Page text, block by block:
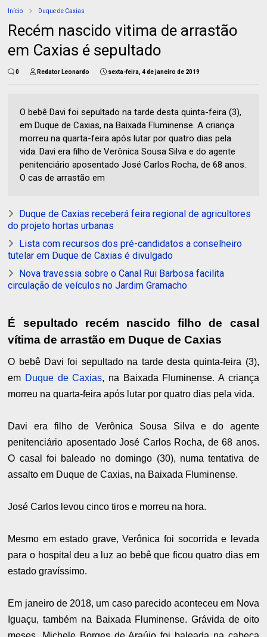
Início Duque de Caxias
Recém nascido vitima de arrastão
em Caxias é sepultado
0 Redator Leonardo sexta-feira, 4 de janeiro de 2019
O bebê Davi foi sepultado na tarde desta quinta-feira (3),
em Duque de Caxias, na Baixada Fluminense. A criança
morreu na quarta-feira após lutar por quatro dias pela
vida. Davi era filho de Verônica Sousa Silva e do agente
penitenciário aposentado José Carlos Rocha, de 68 anos.
O cas de arrastão em
Duque de Caxias receberá feira regional de agricultores
do projeto hortas urbanas
Lista com recursos dos pré-candidatos a conselheiro
tutelar em Duque de Caxias é divulgado
Nova travessia sobre o Canal Rui Barbosa facilita
circulação de veículos no Jardim Gramacho
É sepultado recém nascido filho de casal
vítima de arrastão em Duque de Caxias
O bebê Davi foi sepultado na tarde desta quinta-feira (3),
em Duque de Caxias, na Baixada Fluminense. A criança
morreu na quarta-feira após lutar por quatro dias pela vida.
Davi era filho de Verônica Sousa Silva e do agente
penitenciário aposentado José Carlos Rocha, de 68 anos.
O casal foi baleado no domingo (30), numa tentativa de
assalto em Duque de Caxias, na Baixada Fluminense.
José Carlos levou cinco tiros e morreu na hora.
Mesmo em estado grave, Verônica foi socorrida e levada
para o hospital deu a luz ao bebê que ficou quatro dias em
estado gravíssimo.
Em janeiro de 2018, um caso parecido aconteceu em Nova
Iguaçu, também na Baixada Fluminense. Grávida de oito